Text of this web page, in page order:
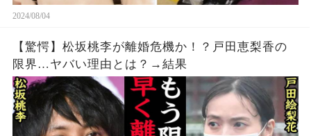
2024/08/04
【驚愕】松坂桃李が離婚危機か！？戸田恵梨香の
限界…ヤバい理由とは？→結果